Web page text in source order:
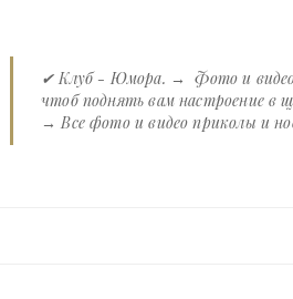
✔ Клуб - Юмора. → Фото и видео
чтоб поднять вам настроение в
→ Все фото и видео приколы и